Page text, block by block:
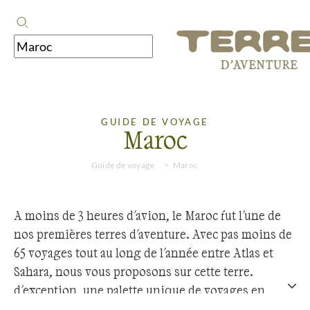
GUIDE DE VOYAGE
Maroc
Guide de voyage Maroc
A moins de 3 heures d'avion, le Maroc fut l'une de
nos premières terres d'aventure. Avec pas moins de
65 voyages tout au long de l'année entre Atlas et
Sahara, nous vous proposons sur cette terre
d'exception, une palette unique de voyages en